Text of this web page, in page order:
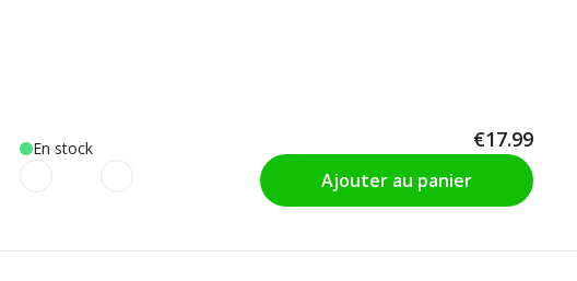
En stock €17.99
Ajouter au panier